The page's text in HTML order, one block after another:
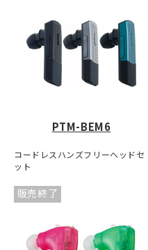
PTM-BEM6
コードレスハンズフリーヘッドセ
ット
販売終了